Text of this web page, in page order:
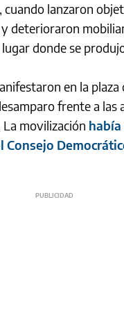
cuando lanzaron
deterioraron
lugar donde se
en la plaza
frente a las
La movilización
Consejo